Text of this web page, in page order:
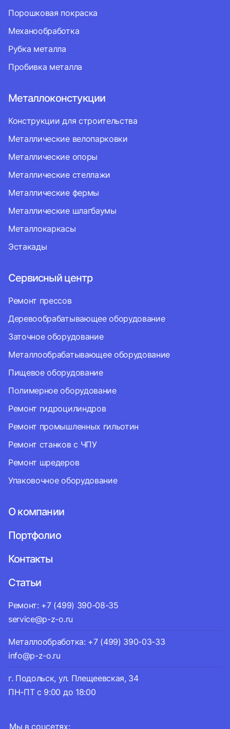
Мы в соцсетях:
Порошковая покраска
Механообработка
Рубка металла
Пробивка металла
Металлоконстукции
Конструкции для строительства
Металлические велопарковки
Металлические опоры
Металлические стеллажи
Металлические фермы
Металлические шлагбаумы
Металлокаркасы
Эстакады
Сервисный центр
Ремонт прессов
Деревообрабатывающее оборудование
Заточное оборудование
Металлообрабатывающее оборудование
Пищевое оборудование
Полимерное оборудование
Ремонт гидроцилиндров
Ремонт промышленных гильотин
Ремонт станков с ЧПУ
Ремонт шредеров
Упаковочное оборудование
О компании
Портфолио
Контакты
Статьи
Ремонт: +7 (499) 390-08-35
service@p-z-o.ru
Металлообработка: +7 (499) 390-03-33
info@p-z-o.ru
г. Подольск, ул. Плещеевская, 34
ПН-ПТ с 9:00 до 18:00